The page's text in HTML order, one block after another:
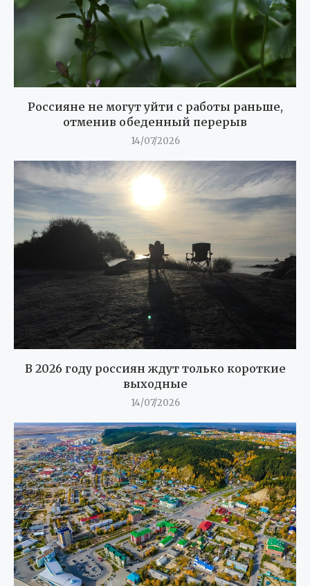
Россияне не могут уйти с работы раньше,
отменив обеденный перерыв
14/07/2026
В 2026 году россиян ждут только короткие
выходные
14/07/2026